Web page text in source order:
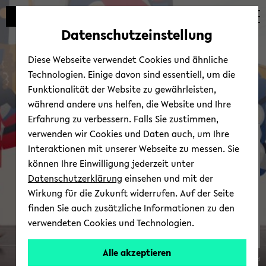
Automatische
vermeiden
zum
wechseln
zum
wechseln
zum
wechseln
Das Bie­le­fel­der Stu­di­en­
mo­dell
© Uni­ver­si­tät Bie­le­feld
Datenschutzeinstellung
Diese Webseite verwendet Cookies und ähnliche
Technologien. Einige davon sind essentiell, um die
Funktionalität der Website zu gewährleisten,
während andere uns helfen, die Website und Ihre
Erfahrung zu verbessern. Falls Sie zustimmen,
verwenden wir Cookies und Daten auch, um Ihre
Interaktionen mit unserer Webseite zu messen. Sie
können Ihre Einwilligung jederzeit unter
Datenschutzerklärung einsehen und mit der
Wirkung für die Zukunft widerrufen. Auf der Seite
finden Sie auch zusätzliche Informationen zu den
verwendeten Cookies und Technologien.
Alle akzeptieren